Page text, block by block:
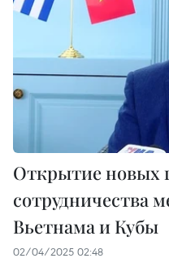
Открытие новых
сотрудничества
Вьетнама и Кубы
02/04/2025 02:48